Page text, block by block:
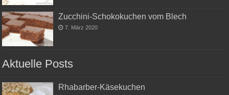
Zucchini-Schokokuchen vom Blech
7. März 2020
Aktuelle Posts
Rhabarber-Käsekuchen